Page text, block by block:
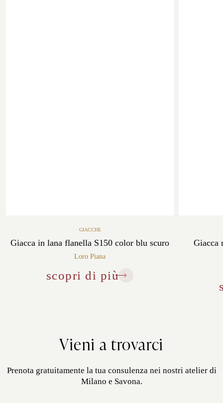
GIACCHE
Giacca in lana flanella S150 color blu scuro
Loro Piana
scopri di più
Giacca
Vieni a trovarci
Prenota gratuitamente la tua consulenza nei nostri atelier di
Milano e Savona.